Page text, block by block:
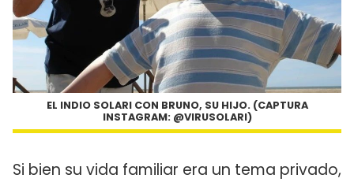
EL INDIO SOLARI CON BRUNO, SU HIJO. (CAPTURA
INSTAGRAM: @VIRUSOLARI)
Si bien su vida familiar era un tema privado,